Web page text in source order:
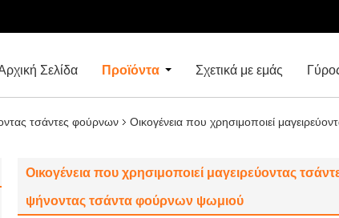
Σελίδα Προϊόντα Σχετικά με εμάς
τσάντες φούρνων
Οικογένεια που χρησιμοποιεί
Οικογένεια που χρησιμοποιεί μαγειρεύοντας
ψήνοντας τσάντα φούρνων ψωμιού